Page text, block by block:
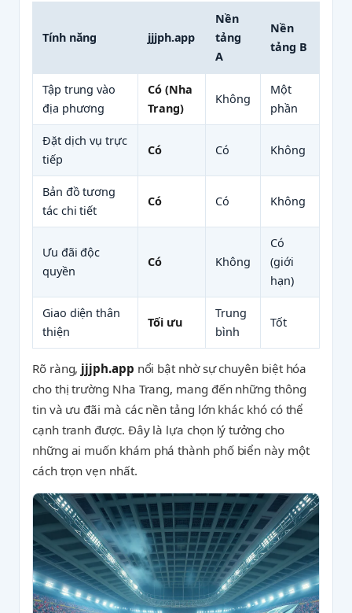
Tính năng jjjph.app
Nền
tảng
A
Nền
tảng B
Tập trung vào
địa phương
Có (Nha
Trang)
Không
Một
phần
Đặt dịch vụ trực
tiếp
Có Có Không
Bản đồ tương
tác chi tiết
Có Có Không
Ưu đãi độc
quyền
Có Không
Có
(giới
hạn)
Giao diện thân
thiện
Tối ưu
Trung
bình
Tốt
Rõ ràng, jjjph.app nổi bật nhờ sự chuyên biệt hóa
cho thị trường Nha Trang, mang đến những thông
tin và ưu đãi mà các nền tảng lớn khác khó có thể
cạnh tranh được. Đây là lựa chọn lý tưởng cho
những ai muốn khám phá thành phố biển này một
cách trọn vẹn nhất.